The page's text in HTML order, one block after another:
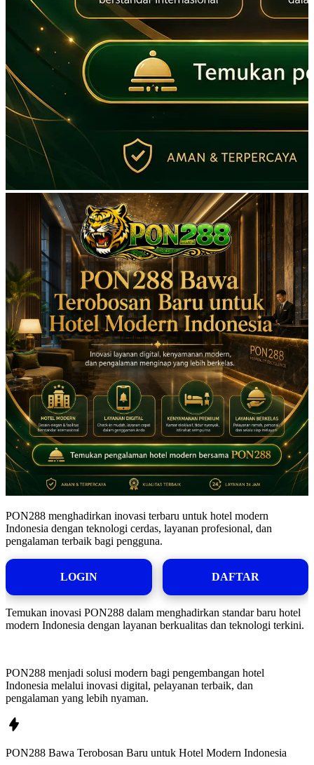
PON288 menghadirkan inovasi terbaru untuk hotel modern
Indonesia dengan teknologi cerdas, layanan profesional, dan
pengalaman terbaik bagi pengguna.
LOGIN DAFTAR
Temukan inovasi PON288 dalam menghadirkan standar baru hotel
modern Indonesia dengan layanan berkualitas dan teknologi terkini.
PON288 menjadi solusi modern bagi pengembangan hotel
Indonesia melalui inovasi digital, pelayanan terbaik, dan
pengalaman yang lebih nyaman.
PON288 Bawa Terobosan Baru untuk Hotel Modern Indonesia